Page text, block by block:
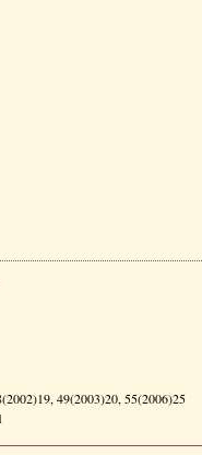
49(2003)20, 55(2006)25